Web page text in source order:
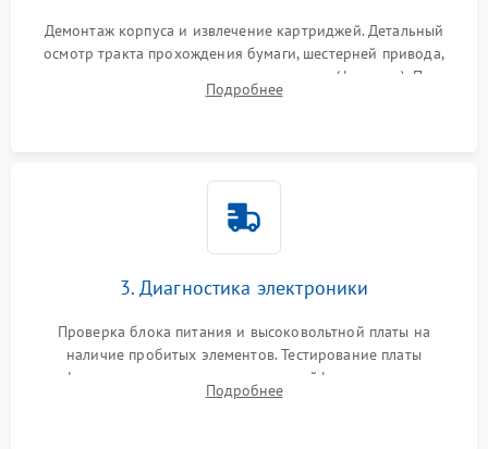
Демонтаж корпуса и извлечение картриджей. Детальный
осмотр тракта прохождения бумаги, шестерней привода,
роликов захвата и узла термозакрепления (фьюзера). Поиск
физического износа и повреждений деталей.
Подробнее
3. Диагностика электроники
Проверка блока питания и высоковольтной платы на
наличие пробитых элементов. Тестирование платы
форматирования, целостности шлейфов, контактов
картриджа и оптопар (датчиков прохождения и наличия
Подробнее